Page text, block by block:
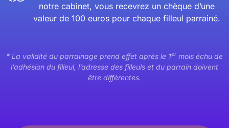
notre cabinet, vous recevrez un chèque d’une
valeur de 100 euros pour chaque filleul parrainé.
* La validité du parrainage prend effet après le 1er mois échu de
l’adhésion du filleul, l’adresse des filleuls et du parrain doivent
être différentes.